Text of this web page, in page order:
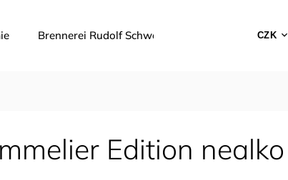
CZK
Brennerei Rudolf Schwarzer Dárky a poukazy
Edition nealko